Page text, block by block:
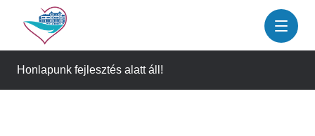
tartalomra
Honlapunk fejlesztés alatt áll!